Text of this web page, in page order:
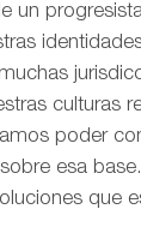
un
culturas
poder
esa
que